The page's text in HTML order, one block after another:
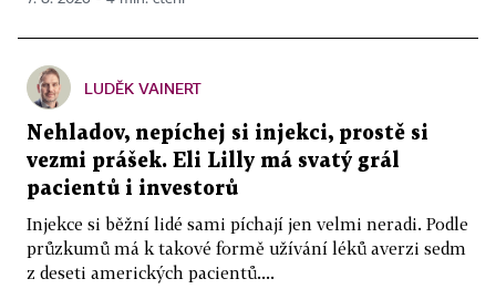
LUDĚK VAINERT
Nehladov, nepíchej si injekci, prostě si
vezmi prášek. Eli Lilly má svatý grál
pacientů i investorů
Injekce si běžní lidé sami píchají jen velmi neradi. Podle
průzkumů má k takové formě užívání léků averzi sedm
z deseti amerických pacientů....